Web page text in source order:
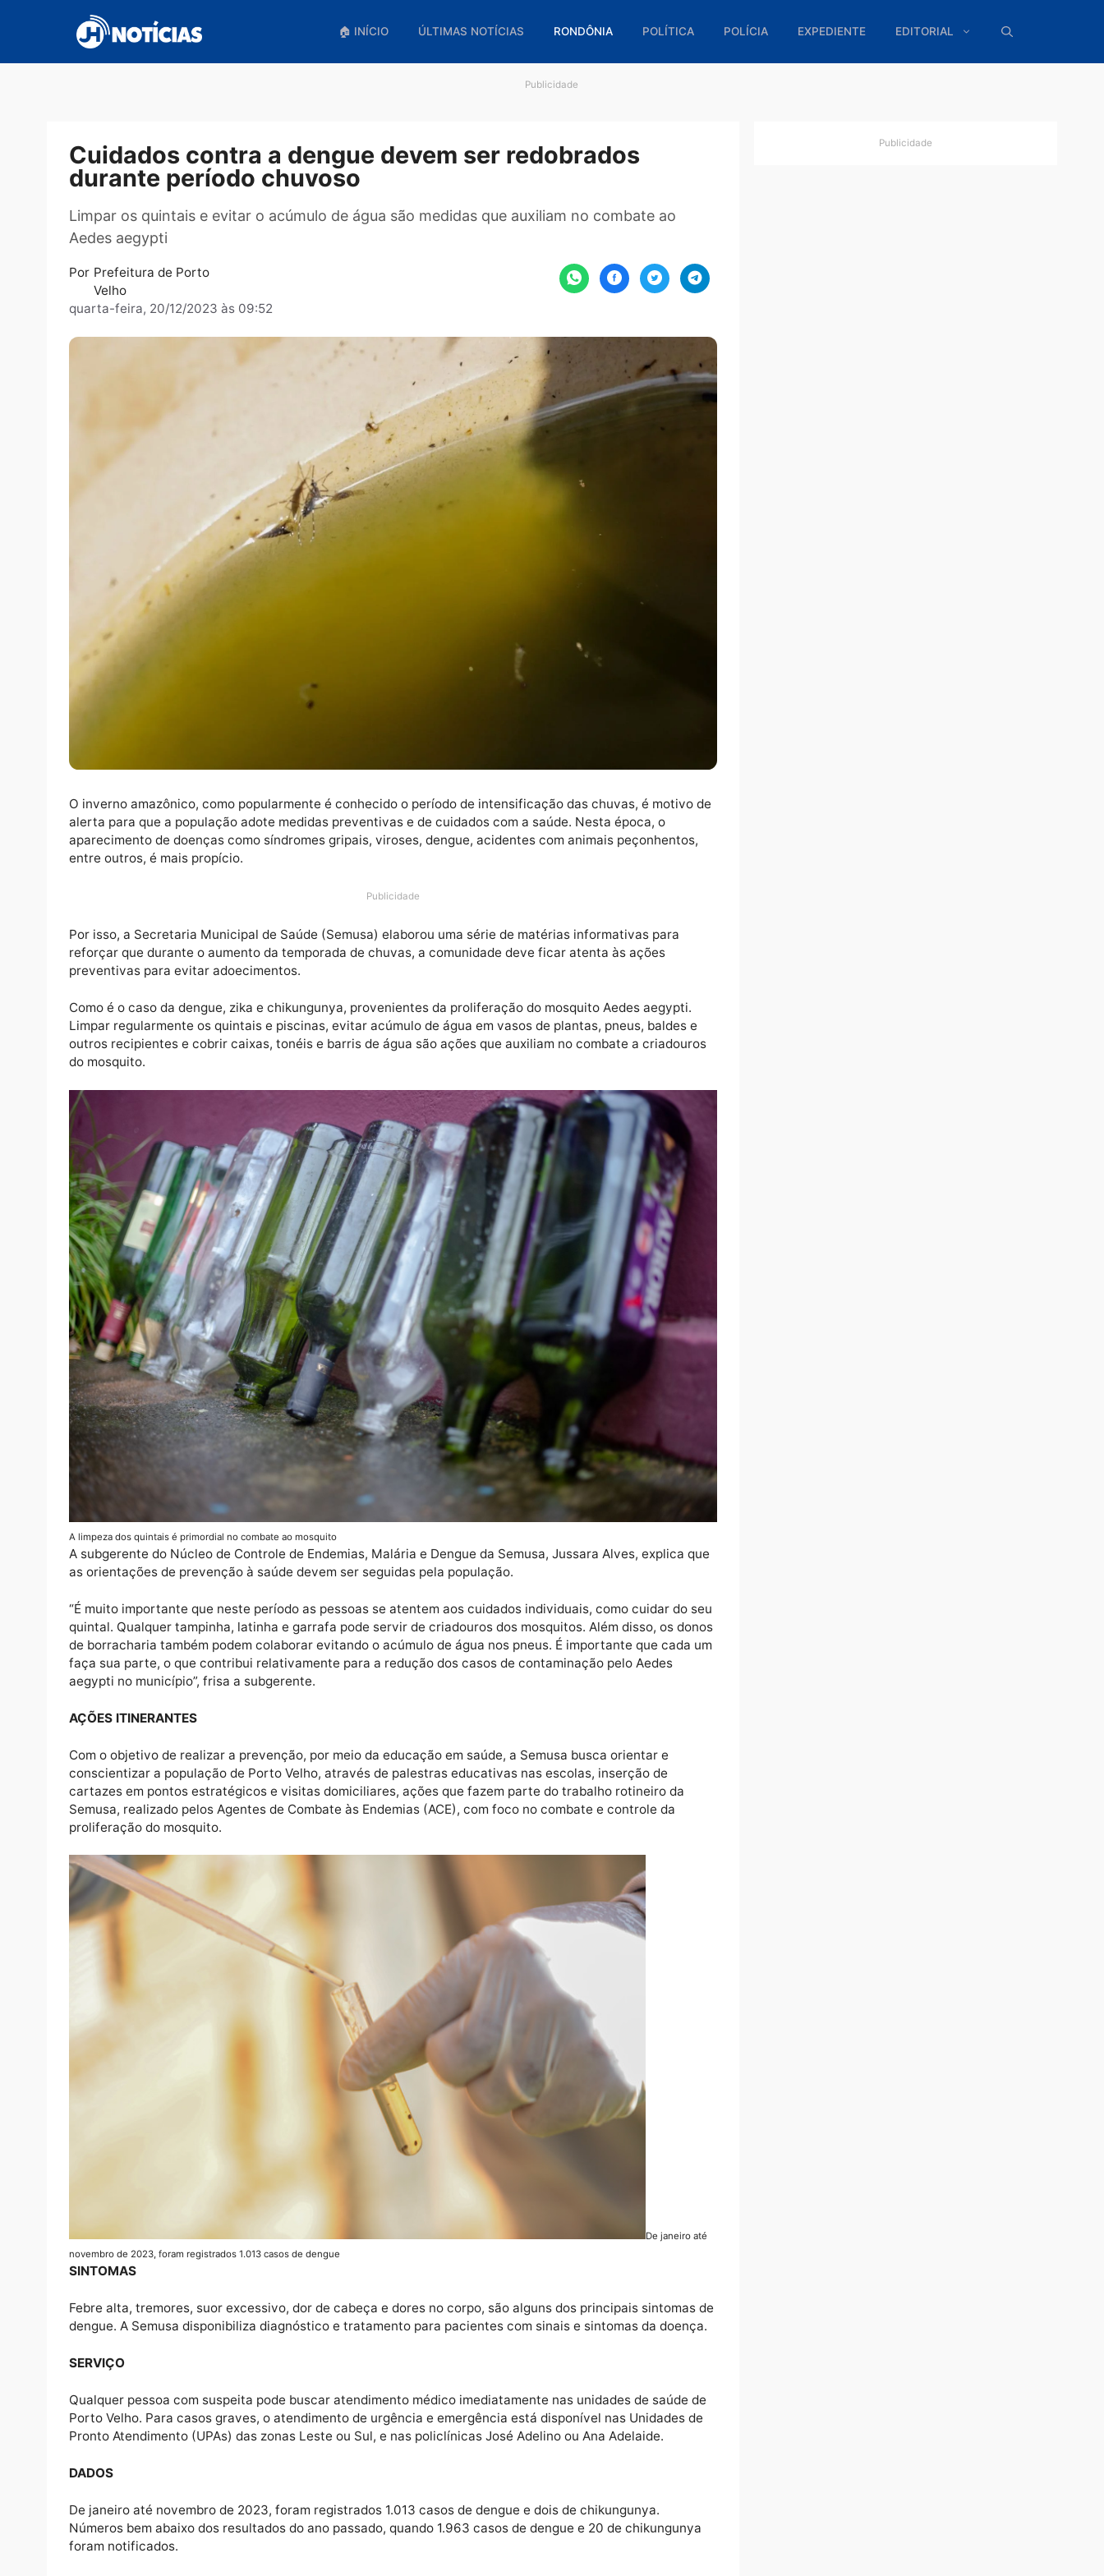
conteúdo
🏠 INÍCIO ÚLTIMAS NOTÍCIAS RONDÔNIA POLÍTICA POLÍCIA EXPEDIENTE EDITORIAL
Cuidados contra a dengue devem ser redobrados
durante período chuvoso
Limpar os quintais e evitar o acúmulo de água são medidas que auxiliam no combate ao
Aedes aegypti
Por Prefeitura de Porto
quarta-feira, 20/12/2023 às 09:52
O inverno amazônico, como popularmente é conhecido o período de intensificação das chuvas, é motivo de
aparecimento de doenças como síndromes gripais, viroses, dengue, acidentes com animais peçonhentos,
entre outros, é mais propício.
Por isso, a Secretaria Municipal de Saúde (Semusa) elaborou uma série de matérias informativas para
reforçar que durante o aumento da temporada de chuvas, a comunidade deve ficar atenta às ações
Como é o caso da dengue, zika e chikungunya, provenientes da proliferação do mosquito Aedes aegypti.
Limpar regularmente os quintais e piscinas, evitar acúmulo de água em vasos de plantas, pneus, baldes e
outros recipientes e cobrir caixas, tonéis e barris de água são ações que auxiliam no combate a criadouros
do mosquito.
A limpeza dos quintais é primordial no combate ao mosquito
A subgerente do Núcleo de Controle de Endemias, Malária e Dengue da Semusa, Jussara Alves, explica que
as orientações de prevenção à saúde devem ser seguidas pela população.
“É muito importante que neste período as pessoas se atentem aos cuidados individuais, como cuidar do seu
quintal. Qualquer tampinha, latinha e garrafa pode servir de criadouros dos mosquitos. Além disso, os donos
de borracharia também podem colaborar evitando o acúmulo de água nos pneus. É importante que cada um
aegypti no município”, frisa a subgerente.
AÇÕES ITINERANTES
Com o objetivo de realizar a prevenção, por meio da educação em saúde, a Semusa busca orientar e
conscientizar a população de Porto Velho, através de palestras educativas nas escolas, inserção de
cartazes em pontos estratégicos e visitas domiciliares, ações que fazem parte do trabalho rotineiro da
Semusa, realizado pelos Agentes de Combate às Endemias (ACE), com foco no combate e controle da
proliferação do mosquito.
novembro de 2023, foram registrados 1.013 casos de dengue
SINTOMAS